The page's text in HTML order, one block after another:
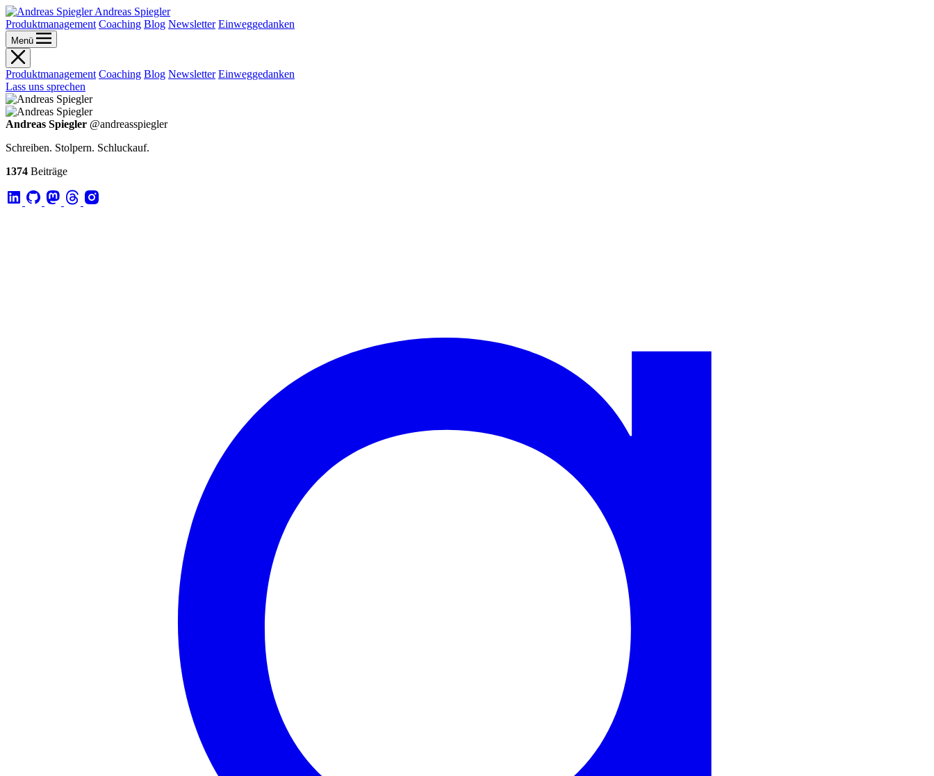
Andreas Spiegler
Produktmanagement Coaching Blog Newsletter Einweggedanken
Menü
Produktmanagement Coaching Blog Newsletter Einweggedanken
Lass uns sprechen
Andreas Spiegler @andreasspiegler
Schreiben. Stolpern. Schluckauf.
1374 Beiträge